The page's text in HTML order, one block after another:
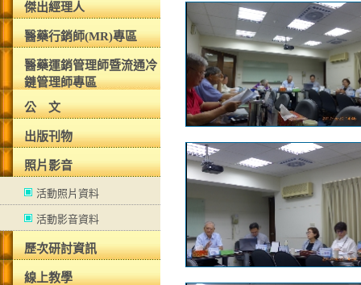
傑出經理人
醫藥行銷師(MR)專區
醫藥運銷管理師暨流通冷
鏈管理師專區
公 文
出版刊物
照片影音
活動照片資料
活動影音資料
歷次研討資訊
線上教學